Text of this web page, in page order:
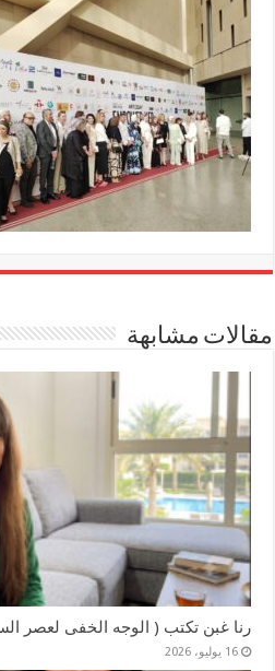
مقالات مشابهة
رنا غبن تكتب ( الوجه الخفى لعصر
16 يوليو، 2026